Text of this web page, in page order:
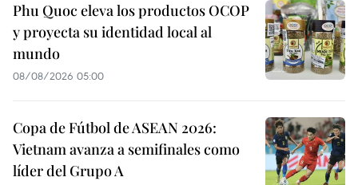
Phu Quoc eleva los productos OCOP
y proyecta su identidad local al
mundo
08/08/2026 05:00
Copa de Fútbol de ASEAN 2026:
Vietnam avanza a semifinales como
líder del Grupo A